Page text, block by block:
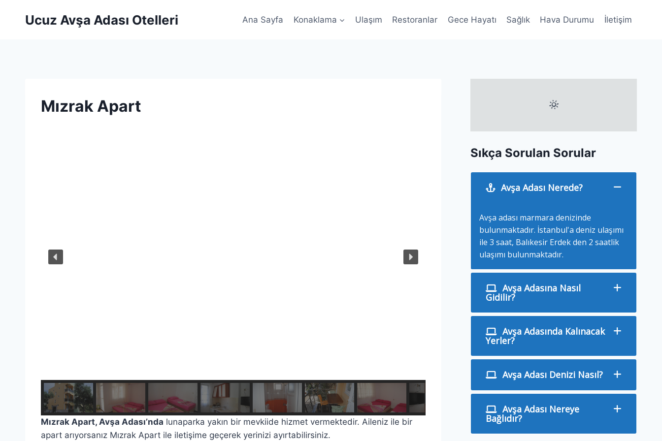
Ucuz Avşa Adası Otelleri Ana Sayfa Konaklama Ulaşım Restoranlar Gece Hayatı Sağlık Hava Durumu İletişim
Mızrak Apart
Mızrak Apart, Avşa Adası’nda lunaparka yakın bir mevkiide hizmet vermektedir. Aileniz ile bir
apart arıyorsanız Mızrak Apart ile iletişime geçerek yerinizi ayırtabilirsiniz.
Sıkça Sorulan Sorular
Avşa Adası Nerede?
Avşa adası marmara denizinde
bulunmaktadır. İstanbul'a deniz ulaşımı
ile 3 saat, Balıkesir Erdek den 2 saatlik
ulaşımı bulunmaktadır.
Avşa Adasına Nasıl
Gidilir?
Avşa Adasında Kalınacak
Yerler?
Avşa Adası Denizi Nasıl?
Avşa Adası Nereye
Bağlıdır?